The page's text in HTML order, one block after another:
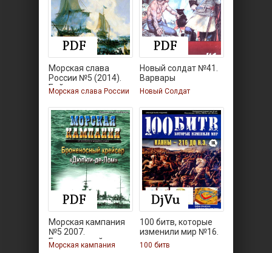
Морская слава
России №5 (2014).
Бой в
Морская слава России
Новый солдат №41.
Варвары
Новый Солдат
Морская кампания
№5 2007.
Броненосный
Морская кампания
100 битв, которые
изменили мир №16.
100 битв